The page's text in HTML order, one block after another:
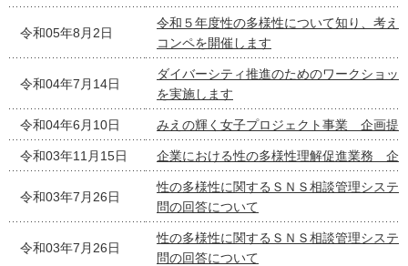
令和05年8月2日
令和５年度性の多様性について知り、考
コンペを開催します
令和04年7月14日
ダイバーシティ推進のためのワークショ
を実施します
令和04年6月10日 みえの輝く女子プロジェクト事業 企画提
令和03年11月15日 企業における性の多様性理解促進業務 企
令和03年7月26日
性の多様性に関するＳＮＳ相談管理システ
問の回答について
令和03年7月26日
性の多様性に関するＳＮＳ相談管理システ
問の回答について